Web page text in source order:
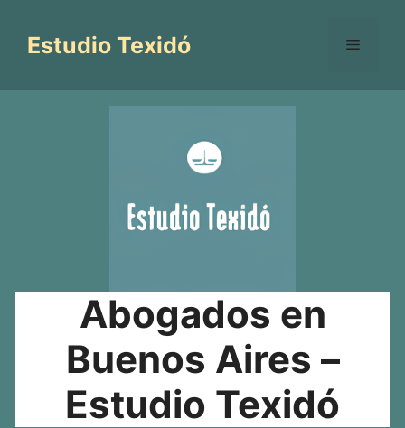
contenido
Estudio Texidó Menú
Abogados en
Buenos Aires –
Estudio Texidó